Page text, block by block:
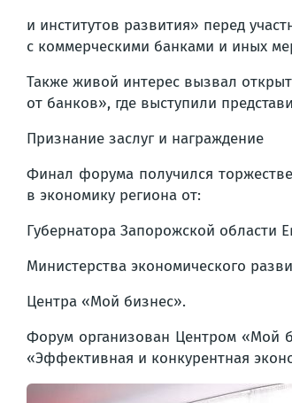
и институтов развития» перед
с коммерческими банками и иных
Также живой интерес вызвал
от банков», где выступили
Признание заслуг и награждение
Финал форума получился
в экономику региона от:
Губернатора Запорожской области
Министерства экономического
Центра «Мой бизнес».
Форум организован Центром «Мой
«Эффективная и конкурентная